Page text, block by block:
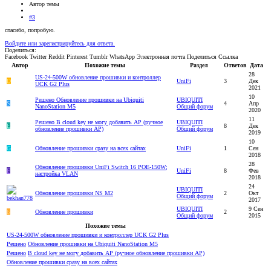
Автор темы
#3
спасибо, попробую.
Войдите или зарегистрируйтесь для ответа.
Поделиться:
Facebook Twitter Reddit Pinterest Tumblr WhatsApp Электронная почта Поделиться Ссылка
Автор
Похожие темы Раздел Ответов Дата
D
US-24-500W обновление прошивки и контроллер
UCK G2 Plus
UniFi 3
28
Дек
2021
S
Решено Обновление прошивки на Ubiquiti
NanoStation M5
UBIQUITI
Общий форум
4
10
Апр
2020
E
Решено В cloud key не могу добавить АР (ручное
обновление прошивки AP)
UBIQUITI
Общий форум
8
11
Дек
2019
G Обновление прошивки сразу на всех сайтах UniFi 1
10
Сен
2018
F
Обновление прошивки UniFi Switch 16 POE-150W;
настройка VLAN
UniFi 8
28
Фев
2018
Обновление прошивки NS M2
UBIQUITI
Общий форум
2
24
Окт
2017
Б
Обновление прошивки
UBIQUITI
Общий форум
2
9 Сен
2015
Похожие темы
US-24-500W обновление прошивки и контроллер UCK G2 Plus
Решено Обновление прошивки на Ubiquiti NanoStation M5
Решено В cloud key не могу добавить АР (ручное обновление прошивки AP)
Обновление прошивки сразу на всех сайтах